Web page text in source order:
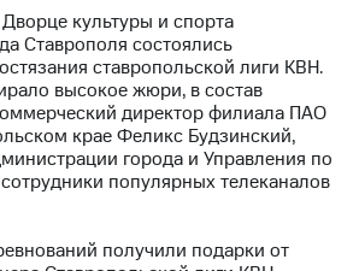
культуры и спорта
Ставрополя состоялись
ставропольской лиги КВН.
высокое жюри, в состав
директор филиала ПАО
крае Феликс Будзинский,
города и Управления по
популярных телеканалов
получили подарки от